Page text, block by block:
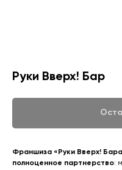
Руки Вверх! Бар
Франшиза «Руки Вверх!
полноценное партнерство: